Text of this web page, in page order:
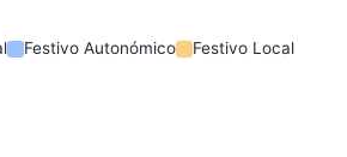
Festivo Autonómico Festivo Local